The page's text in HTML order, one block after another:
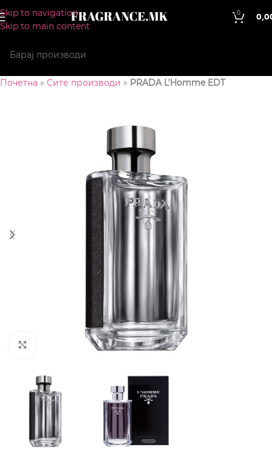
Skip to navigation
Skip to main content
0
Почетна » Сите производи » PRADA L’Homme EDT
CLICK TO ENLARGE